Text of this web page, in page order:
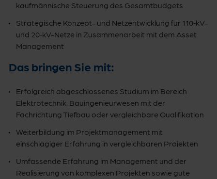
kaufmännische Steuerung des Gesamtbudgets
Strategische Konzept- und Netzentwicklung für 110‑kV-
und 20‑kV-Netze in Zusammenarbeit mit dem Asset
Management
Das bringen Sie mit:
Erfolgreich abgeschlossenes Studium im Bereich
Elektrotechnik, Bauingenieurwesen mit der
Fachrichtung Tiefbau oder vergleichbare Qualifikation
Weiterbildung im Projektmanagement mit
einschlägiger Erfahrung in vergleichbaren Projekten
Umfassende Erfahrung im Management und der
Realisierung von komplexen Projekten sowie gute